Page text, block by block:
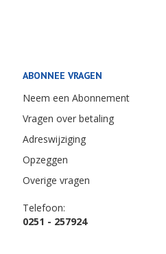
ABONNEE VRAGEN
Neem een Abonnement
Vragen over betaling
Adreswijziging
Opzeggen
Overige vragen
Telefoon:
0251 - 257924